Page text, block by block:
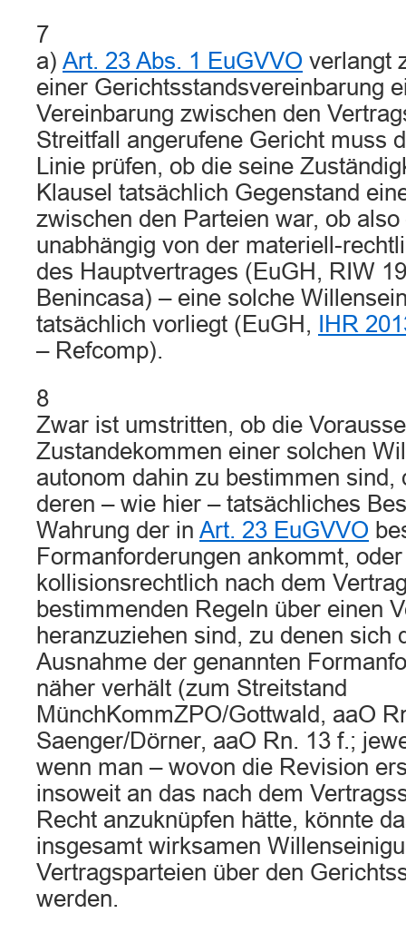
7
a) Art. 23 Abs. 1 EuGVVO verlangt
einer Gerichtsstandsvereinbarung
Vereinbarung zwischen den
Streitfall angerufene Gericht muss
Linie prüfen, ob die seine
Klausel tatsächlich Gegenstand
zwischen den Parteien war, ob
unabhängig von der materiell-
des Hauptvertrages (EuGH, RIW
Benincasa) – eine solche
tatsächlich vorliegt (EuGH,
IHR
– Refcomp).
8
Zwar ist umstritten, ob die
Zustandekommen einer solchen
autonom dahin zu bestimmen sind,
deren – wie hier – tatsächliches
Wahrung der in Art. 23 EuGVVO
Formanforderungen ankommt,
kollisionsrechtlich nach dem
bestimmenden Regeln über einen
heranzuziehen sind, zu denen sich
Ausnahme der genannten
näher verhält (zum Streitstand
MünchKommZPO/Gottwald, aaO
Saenger/Dörner, aaO Rn. 13 f.;
wenn man – wovon die Revision
insoweit an das nach dem
Recht anzuknüpfen hätte, könnte
insgesamt wirksamen
Vertragsparteien über den
werden.